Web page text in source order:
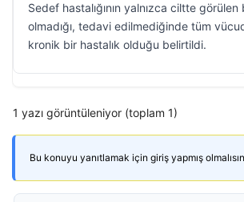
Sedef hastalığının yalnızca ciltte
olmadığı, tedavi edilmediğinde tüm
kronik bir hastalık olduğu belirtildi.
1 yazı görüntüleniyor (toplam 1)
Bu konuyu yanıtlamak için giriş yapmış